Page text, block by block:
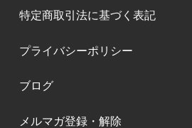
特定商取引法に基づく表記
プライバシーポリシー
ブログ
メルマガ登録・解除